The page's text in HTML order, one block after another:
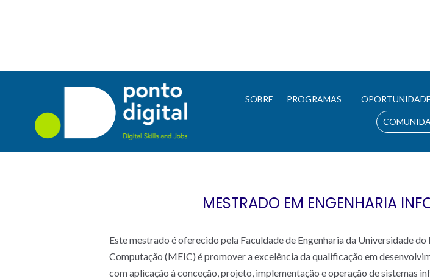
SOBRE PROGRAMAS
MESTRADO EM ENGENHARIA
Este mestrado é oferecido pela Faculdade de Engenharia da Universidade
Computação (MEIC) é promover a excelência da qualificação em
com aplicação à conceção, projeto, implementação e operação de sistemas